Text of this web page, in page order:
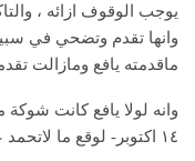
يوجب الوقوف ازائه ،
وانها تقدم وتضحي في
ماقدمته يافع ومازالت
وانه لولا يافع كانت
١٤ اكتوبر- لوقع ما لاتحمد عقباه ..